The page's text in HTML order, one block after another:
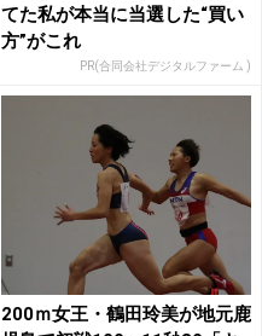
てた私が本当に当選した“買い
方”がこれ
PR(合同会社デジタルファーム )
200ｍ女王・鶴田玲美が地元鹿